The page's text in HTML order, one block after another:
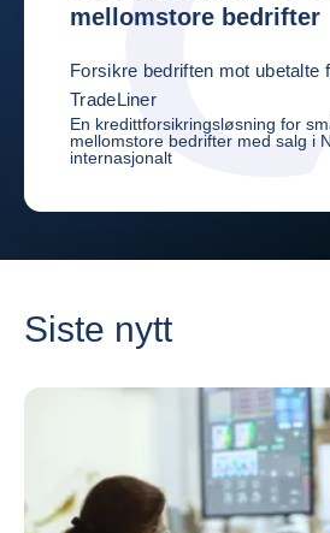
mellomstore bedrifter
Forsikre bedriften mot ubetalte
TradeLiner
En kredittforsikringsløsning for
mellomstore bedrifter med salg i
internasjonalt
Siste nytt